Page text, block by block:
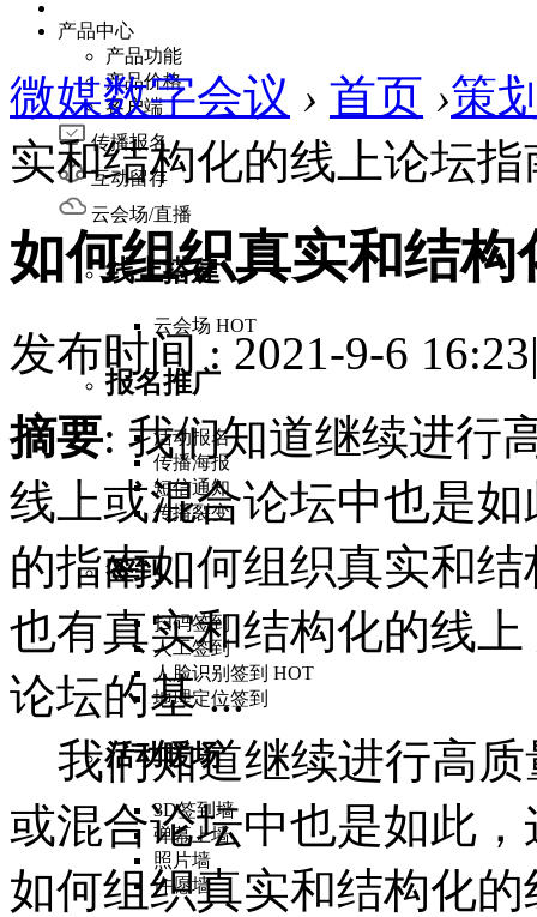
产品中心
产品功能
产品价格
客户端
传播报名
互动留存
云会场/直播
线上搭建
云会场 HOT
报名推广
活动报名
传播海报
短信通知
传播裂变
签到
扫码签到
人工签到
人脸识别签到 HOT
地理定位签到
活动暖场
3D签到墙
弹幕上墙
照片墙
许愿墙
微媒数字会议 › 首页 ›策
实和结构化的线上论坛指
如何组织真实和结
发布时间 : 2021-9-6 16:23
摘要: 我们知道继续进行
线上或混合论坛中也是
的指南如何组织真实和
也有真实和结构化的线
论坛的基 ...
我们知道继续进行高质
或混合论坛中也是如此
如何组织真实和结构化